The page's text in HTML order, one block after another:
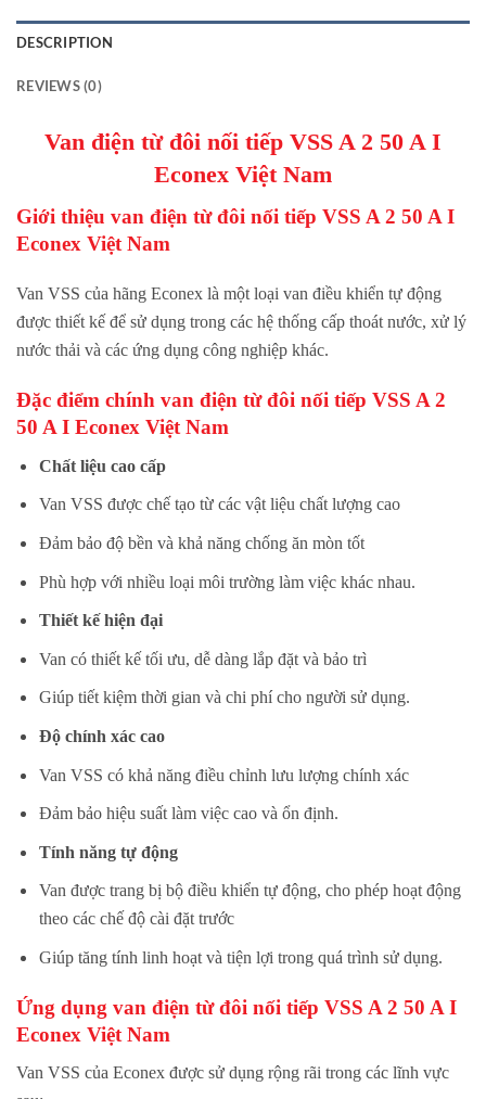
DESCRIPTION
REVIEWS (0)
Van điện từ đôi nối tiếp VSS A 2 50 A I
Econex Việt Nam
Giới thiệu van điện từ đôi nối tiếp VSS A 2 50 A I
Econex Việt Nam
Van VSS của hãng Econex là một loại van điều khiển tự động
được thiết kế để sử dụng trong các hệ thống cấp thoát nước, xử lý
nước thải và các ứng dụng công nghiệp khác.
Đặc điểm chính van điện từ đôi nối tiếp VSS A 2
50 A I Econex Việt Nam
Chất liệu cao cấp
Van VSS được chế tạo từ các vật liệu chất lượng cao
Đảm bảo độ bền và khả năng chống ăn mòn tốt
Phù hợp với nhiều loại môi trường làm việc khác nhau.
Thiết kế hiện đại
Van có thiết kế tối ưu, dễ dàng lắp đặt và bảo trì
Giúp tiết kiệm thời gian và chi phí cho người sử dụng.
Độ chính xác cao
Van VSS có khả năng điều chỉnh lưu lượng chính xác
Đảm bảo hiệu suất làm việc cao và ổn định.
Tính năng tự động
Van được trang bị bộ điều khiển tự động, cho phép hoạt động
theo các chế độ cài đặt trước
Giúp tăng tính linh hoạt và tiện lợi trong quá trình sử dụng.
Ứng dụng van điện từ đôi nối tiếp VSS A 2 50 A I
Econex Việt Nam
Van VSS của Econex được sử dụng rộng rãi trong các lĩnh vực